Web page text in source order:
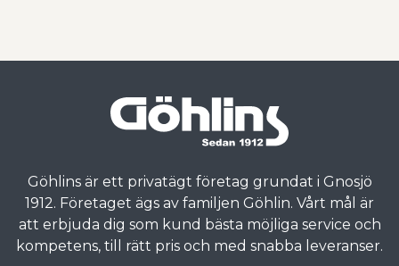
Göhlins är ett privatägt företag grundat i Gnosjö
1912. Företaget ägs av familjen Göhlin. Vårt mål är
att erbjuda dig som kund bästa möjliga service och
kompetens, till rätt pris och med snabba leveranser.